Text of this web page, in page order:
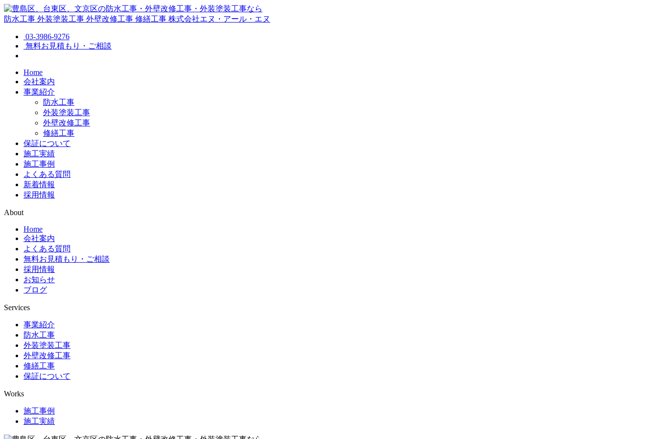
防水工事 外装塗装工事 外壁改修工事 修繕工事 株式会社エヌ・アール・エヌ
03-3986-9276
無料お見積もり・ご相談
Home
会社案内
事業紹介
防水工事
外装塗装工事
外壁改修工事
修繕工事
保証について
施工実績
施工事例
よくある質問
新着情報
採用情報
About
Home
会社案内
よくある質問
無料お見積もり・ご相談
採用情報
お知らせ
ブログ
Services
事業紹介
防水工事
外装塗装工事
外壁改修工事
修繕工事
保証について
Works
施工事例
施工実績